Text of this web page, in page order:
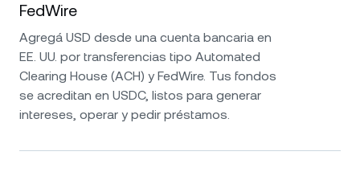
FedWire
Agregá USD desde una cuenta bancaria en
EE. UU. por transferencias tipo Automated
Clearing House (ACH) y FedWire. Tus fondos
se acreditan en USDC, listos para generar
intereses, operar y pedir préstamos.